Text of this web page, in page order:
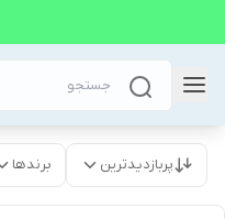
پربازدیدترین برندها